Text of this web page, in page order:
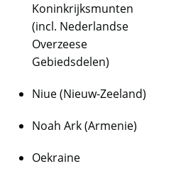
Koninkrijksmunten
(incl. Nederlandse
Overzeese
Gebiedsdelen)
Niue (Nieuw-Zeeland)
Noah Ark (Armenie)
Oekraine